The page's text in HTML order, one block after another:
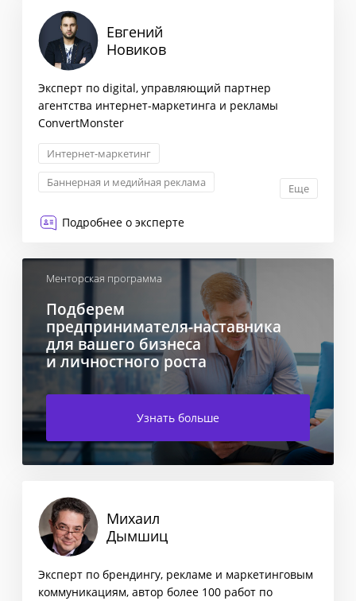
Евгений
Новиков
Эксперт по digital, управляющий партнер
агентства интернет-маркетинга и рекламы
ConvertMonster
Интернет-маркетинг
Баннерная и медийная реклама
Еще
Подробнее о эксперте
Менторская программа
Подберем
предпринимателя-наставника
для вашего бизнеса
и личностного роста
Узнать больше
Михаил
Дымшиц
Эксперт по брендингу, рекламе и маркетинговым
коммуникациям, автор более 100 работ по